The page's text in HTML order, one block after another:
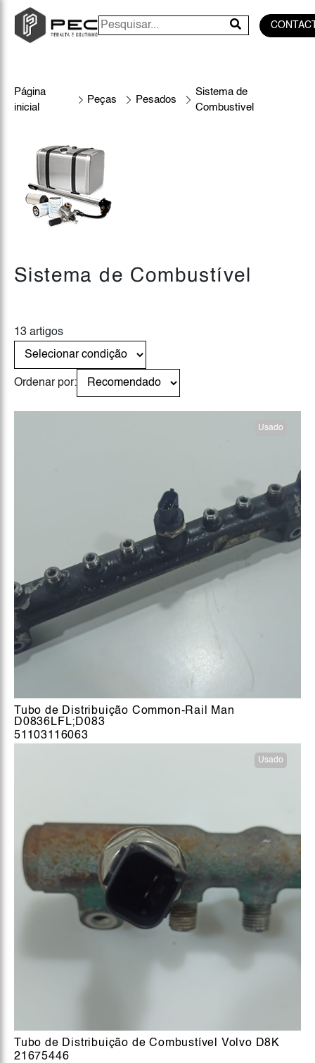
Página
inicial
Peças Pesados
Sistema de
Combustível
Sistema de Combustível
13 artigos
Ordenar por:
Usado
Tubo de Distribuição Common-Rail Man
D0836LFL;D083
51103116063
Usado
Tubo de Distribuição de Combustível Volvo D8K
21675446